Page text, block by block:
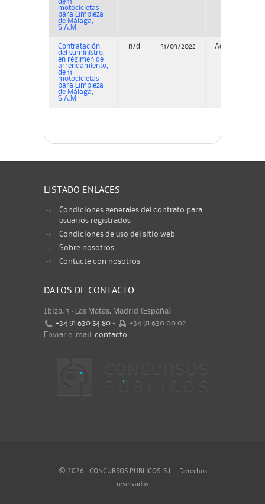
motocicletas
para Limpieza
de Málaga,
S.A.M.
Contratación
del suministro,
en régimen de
arrendamiento,
de 11
motocicletas
para Limpieza
de Málaga,
S.A.M.
n/d 31/03/2022 Adjudicación
LISTADO ENLACES
Condiciones generales del contrato para
usuarios registrados
Condiciones de uso del sitio web
Sobre nosotros
Contacte con nosotros
DATOS DE CONTACTO
Ibiza, 3 · Las Matas, Madrid (España)
+34 91 630 54 80 -
+34 91 630 00 02
Enviar e-mail: contacto
© 2026 · CONCURSOS PUBLICOS, S.L. · Derechos
reservados